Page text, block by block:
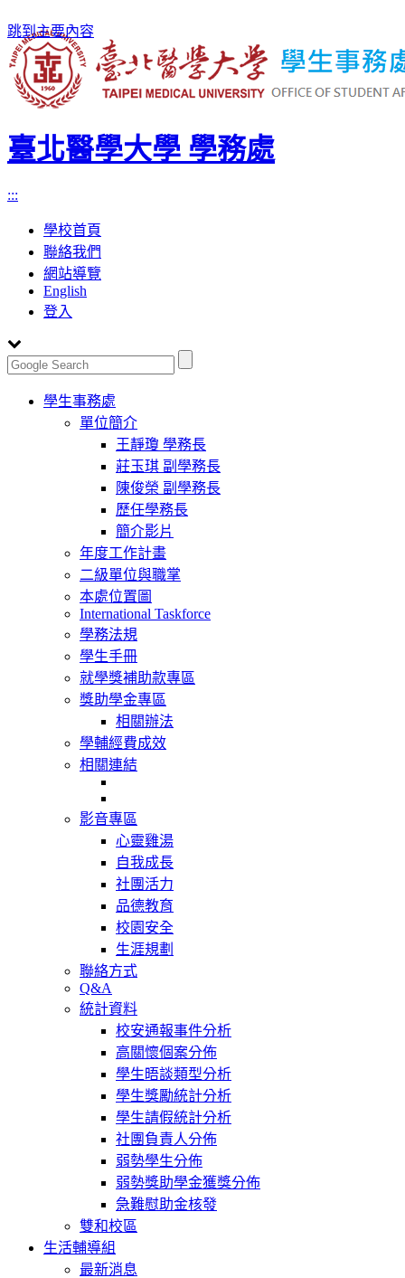
跳到主要內容
臺北醫學大學 學務處
:::
學校首頁
聯絡我們
網站導覽
English
登入
Toggle
navigation
學生事務處
單位簡介
王靜瓊 學務長
莊玉琪 副學務長
陳俊榮 副學務長
歷任學務長
簡介影片
年度工作計畫
二級單位與職掌
本處位置圖
International Taskforce
學務法規
學生手冊
就學獎補助款專區
獎助學金專區
相關辦法
學輔經費成效
相關連結
影音專區
心靈雞湯
自我成長
社團活力
品德教育
校園安全
生涯規劃
聯絡方式
Q&A
統計資料
校安通報事件分析
高關懷個案分佈
學生晤談類型分析
學生獎勵統計分析
學生請假統計分析
社團負責人分佈
弱勢學生分佈
弱勢獎助學金獲獎分佈
急難慰助金核發
雙和校區
生活輔導組
最新消息